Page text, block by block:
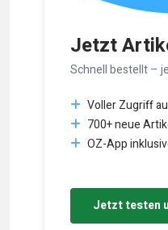
Jetzt
Schnell bestellt –
Voller Zugriff
700+ neue
OZ-App
Jetzt testen